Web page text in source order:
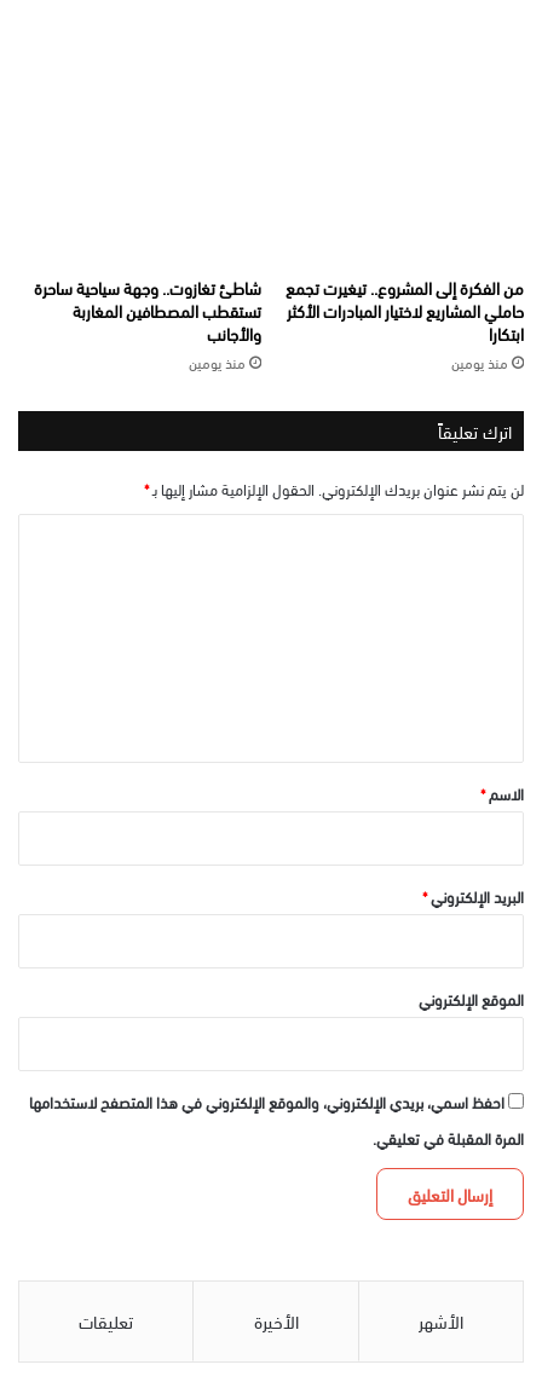
من الفكرة إلى المشروع.. تيغيرت تجمع
حاملي المشاريع لاختيار المبادرات الأكثر
ابتكارا
منذ يومين
شاطئ تغازوت.. وجهة سياحية ساحرة
تستقطب المصطافين المغاربة
والأجانب
منذ يومين
اترك تعليقاً
لن يتم نشر عنوان بريدك الإلكتروني. الحقول الإلزامية مشار إليها بـ*
*الاسم*
البريد الإلكتروني*
الموقع الإلكتروني
احفظ اسمي، بريدي الإلكتروني، والموقع الإلكتروني في هذا المتصفح لاستخدامها
المرة المقبلة في تعليقي.
الأشهر الأخيرة تعليقات